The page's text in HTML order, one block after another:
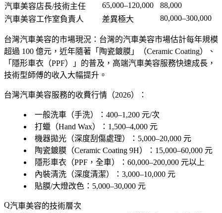
汽車美容店長/技術主任
65,000–120,000
88,000
汽車美容工作室負責人
差異極大 80,000–300,000
台灣汽車美容的市場現況 ：台灣的汽車美容市場估計每年規模
超過 100 億元，近年隨著「陶瓷鍍膜」（Ceramic Coating）、
「隱形車衣（PPF）」的普及，高端汽車美容服務快速成長，
技術型師傅的收入大幅提升。
台灣汽車美容服務的收費行情（2026）：
一般洗車（手洗）：400–1,200 元/次
打蠟（Hand Wax）：1,500–4,000 元
機器拋光（深度刮傷處理）：5,000–20,000 元
陶瓷鍍膜（Ceramic Coating 9H）：15,000–60,000 元
隱形車衣（PPF，全車）：60,000–200,000 元以上
內裝清洗（深度清潔）：3,000–10,000 元
貼膜/大燈改色：5,000–30,000 元
汽車美容的技術層次